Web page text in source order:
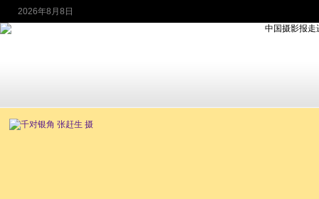
2026年8月8日